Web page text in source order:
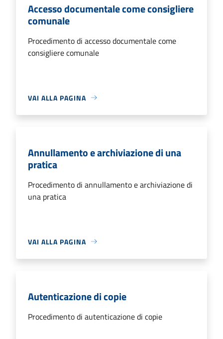
Accesso documentale come consigliere
comunale
Procedimento di accesso documentale come
consigliere comunale
VAI ALLA PAGINA
Annullamento e archiviazione di una
pratica
Procedimento di annullamento e archiviazione di
una pratica
VAI ALLA PAGINA
Autenticazione di copie
Procedimento di autenticazione di copie